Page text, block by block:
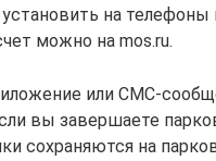
на телефоны
можно на mos.ru.
или СМС-
вы завершаете
сохраняются на